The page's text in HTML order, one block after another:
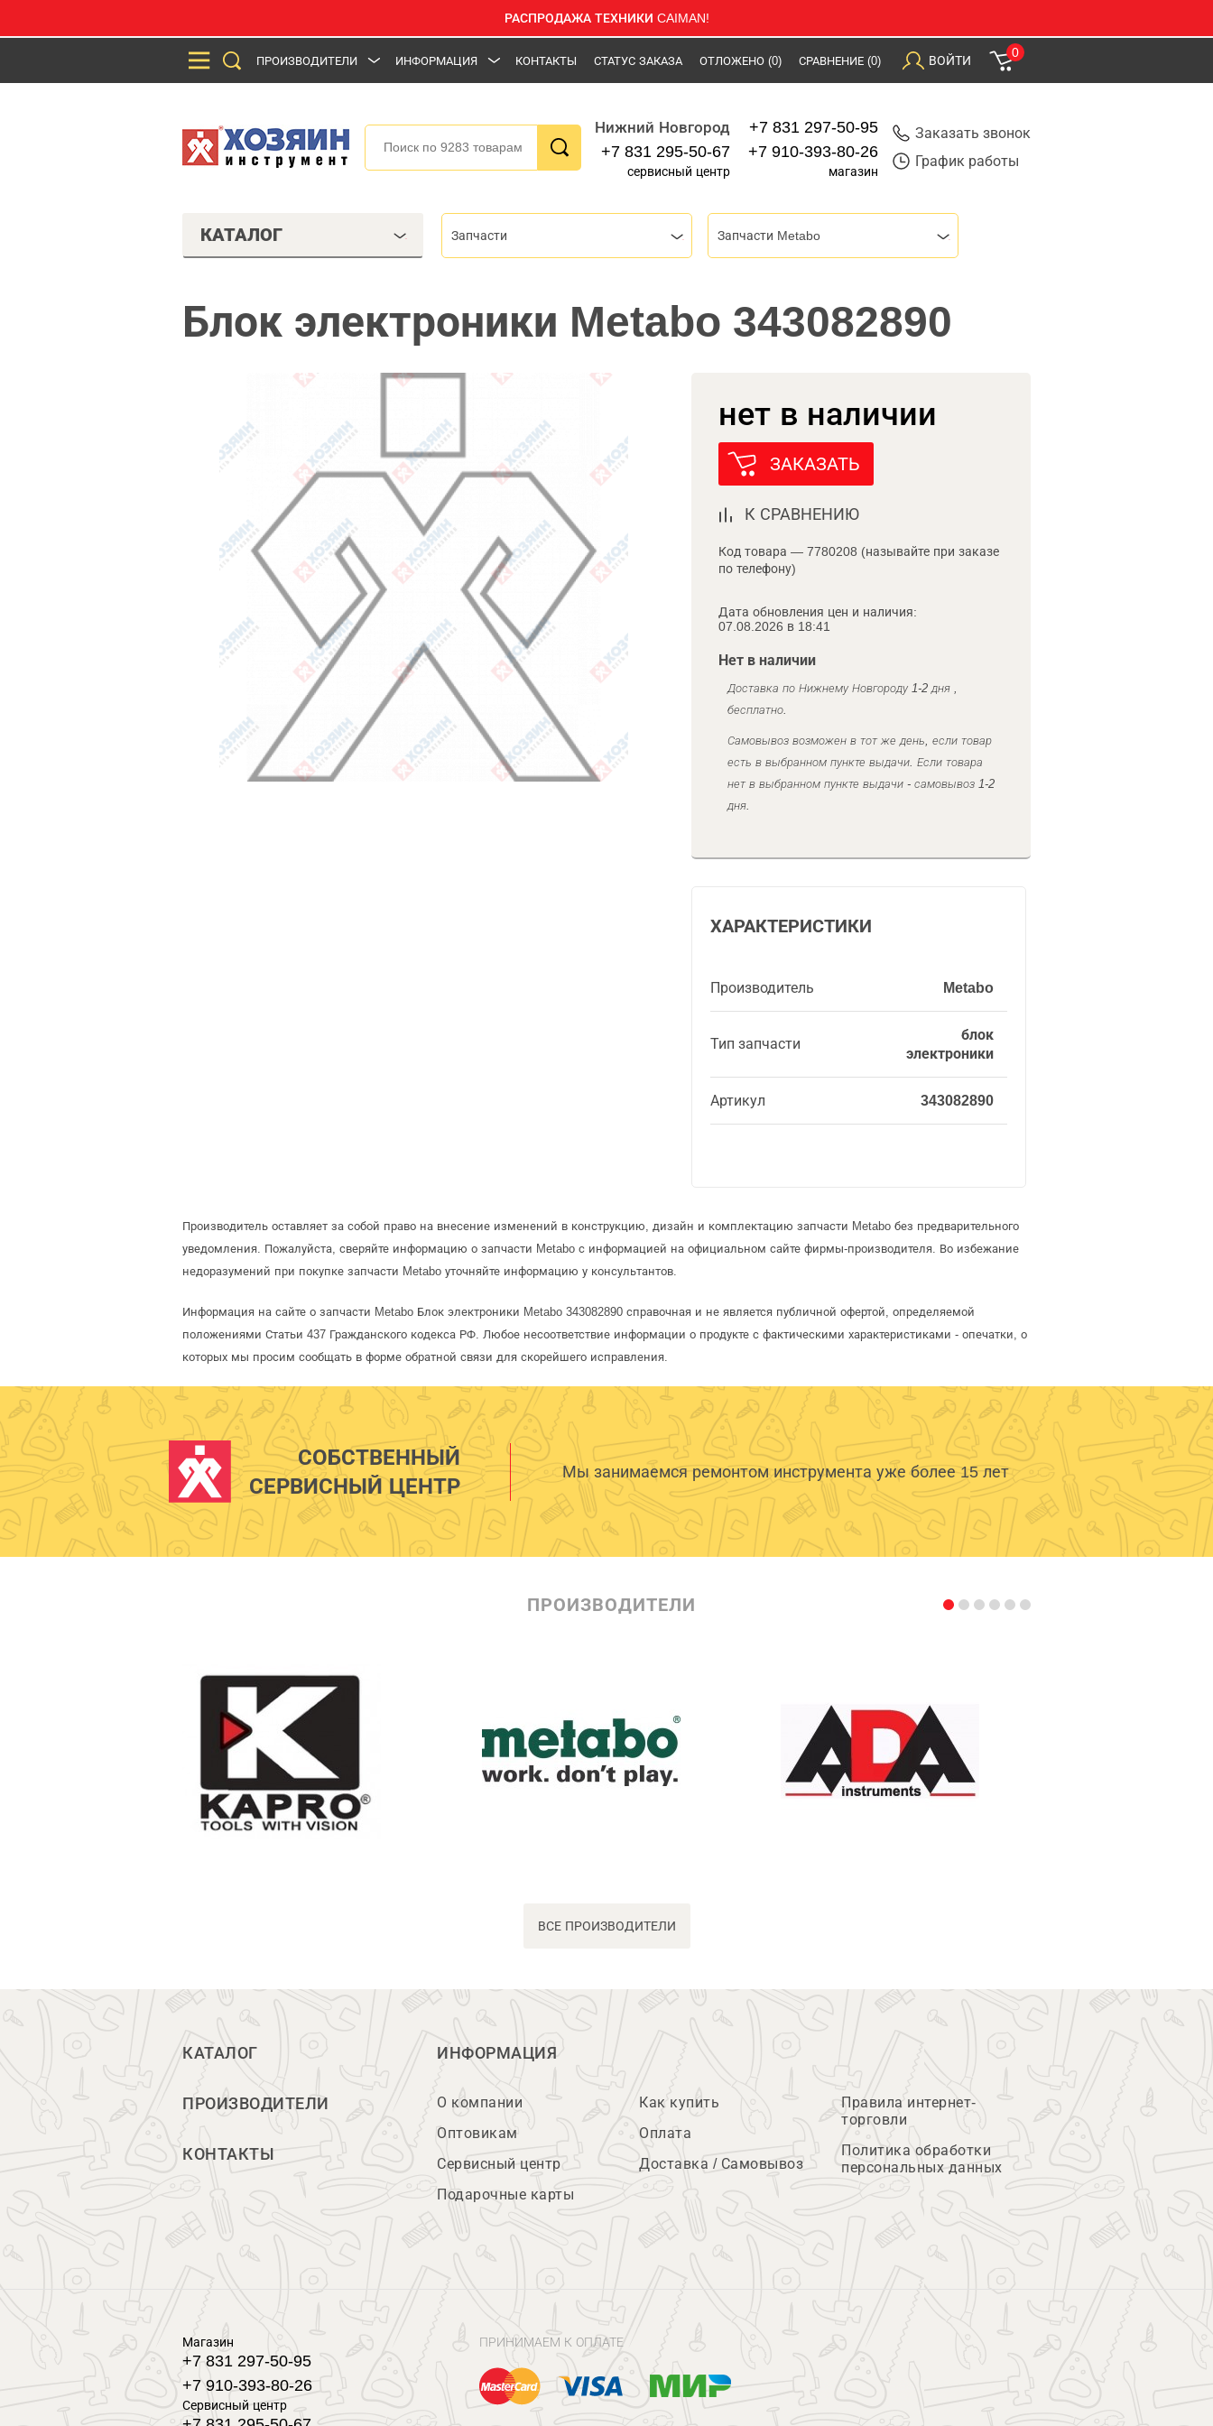
РАСПРОДАЖА ТЕХНИКИ CAIMAN!
ПРОИЗВОДИТЕЛИ ИНФОРМАЦИЯ КОНТАКТЫ СТАТУС ЗАКАЗА ОТЛОЖЕНО (0) СРАВНЕНИЕ (0) ВОЙТИ
0
Нижний Новгород
+7 831 295-50-67
сервисный центр
+7 831 297-50-95
+7 910-393-80-26
магазин
Заказать звонок
График работы
КАТАЛОГ Запчасти Запчасти Metabo
Блок электроники Metabo 343082890
нет в наличии
ЗАКАЗАТЬ
К СРАВНЕНИЮ
Код товара — 7780208 (называйте при заказе
по телефону)
Дата обновления цен и наличия:
07.08.2026 в 18:41
Нет в наличии
Доставка по Нижнему Новгороду 1-2 дня ,
бесплатно.
Самовывоз возможен в тот же день, если товар
есть в выбранном пункте выдачи. Если товара
нет в выбранном пункте выдачи - самовывоз 1-2
дня.
ХАРАКТЕРИСТИКИ
Производитель Metabo
Тип запчасти
блок
электроники
Артикул 343082890
Производитель оставляет за собой право на внесение изменений в конструкцию, дизайн и комплектацию запчасти Metabo без предварительного
уведомления. Пожалуйста, сверяйте информацию о запчасти Metabo с информацией на официальном сайте фирмы-производителя. Во избежание
недоразумений при покупке запчасти Metabo уточняйте информацию у консультантов.
Информация на сайте о запчасти Metabo Блок электроники Metabo 343082890 справочная и не является публичной офертой, определяемой
положениями Статьи 437 Гражданского кодекса РФ. Любое несоответствие информации о продукте с фактическими характеристиками - опечатки, о
которых мы просим сообщать в форме обратной связи для скорейшего исправления.
СОБСТВЕННЫЙ
СЕРВИСНЫЙ ЦЕНТР
Мы занимаемся ремонтом инструмента уже более 15 лет
ПРОИЗВОДИТЕЛИ
ВСЕ ПРОИЗВОДИТЕЛИ
КАТАЛОГ
ПРОИЗВОДИТЕЛИ
КОНТАКТЫ
ИНФОРМАЦИЯ
О компании
Оптовикам
Сервисный центр
Подарочные карты
Как купить
Оплата
Доставка / Самовывоз
Правила интернет-
торговли
Политика обработки
персональных данных
Магазин
+7 831 297-50-95
+7 910-393-80-26
Сервисный центр
ПРИНИМАЕМ К ОПЛАТЕ